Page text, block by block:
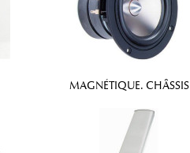
MAGNÉTIQUE. CHÂSSIS